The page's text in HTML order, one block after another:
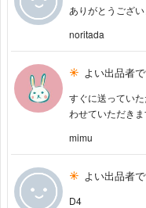
ありがとうござい
noritada
よい出品者
すぐに送ってい
わせていただき
mimu
よい出品者
D4